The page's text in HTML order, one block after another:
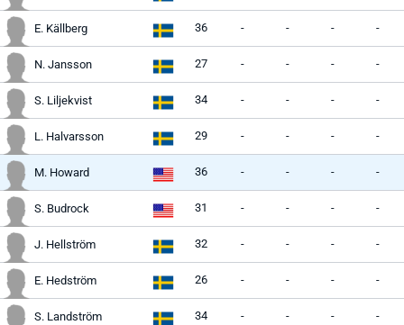
E. Källberg 36 - - - -
N. Jansson 27 - - - -
S. Liljekvist 34 - - - -
L. Halvarsson 29 - - - -
M. Howard 36 - - - -
S. Budrock 31 - - - -
J. Hellström 32 - - - -
E. Hedström 26 - - - -
S. Landström 34 - - - -